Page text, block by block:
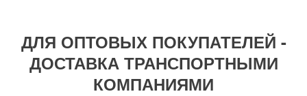
ДЛЯ ОПТОВЫХ ПОКУПАТЕЛЕЙ -
ДОСТАВКА ТРАНСПОРТНЫМИ
КОМПАНИЯМИ